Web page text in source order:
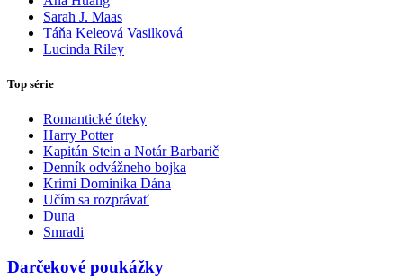
Sarah J. Maas
Táňa Keleová Vasilková
Lucinda Riley
Top série
Romantické úteky
Harry Potter
Kapitán Stein a Notár Barbarič
Denník odvážneho bojka
Krimi Dominika Dána
Učím sa rozprávať
Duna
Smradi
Darčekové poukážky